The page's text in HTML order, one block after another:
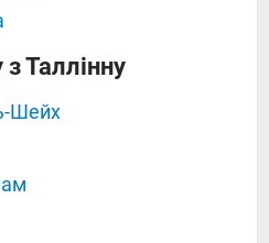
Таллінну
Шейх